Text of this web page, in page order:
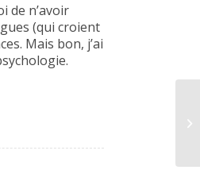
de n’avoir
(qui croient
Mais bon, j’ai